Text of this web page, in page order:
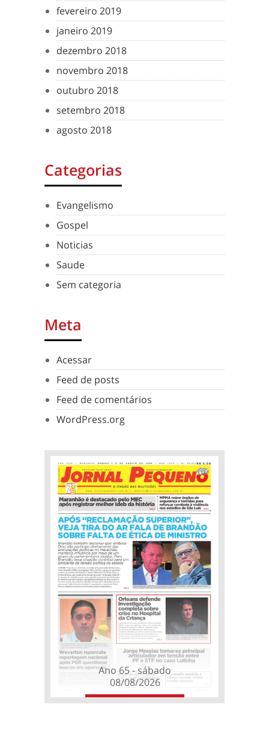
fevereiro 2019
janeiro 2019
dezembro 2018
novembro 2018
outubro 2018
setembro 2018
agosto 2018
Categorias
Evangelismo
Gospel
Noticias
Saude
Sem categoria
Meta
Acessar
Feed de posts
Feed de comentários
WordPress.org
Ano 65 - sábado
08/08/2026